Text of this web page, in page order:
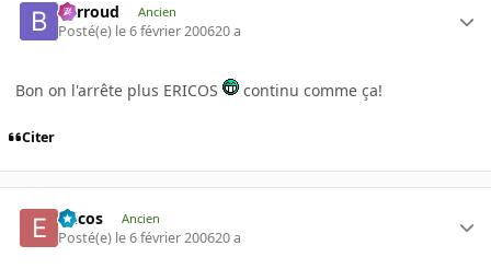
Barroud Ancien
Posté(e) le 6 février 200620 a
Bon on l'arrête plus ERICOS continu comme ça!
Citer
Ericos Ancien
Posté(e) le 6 février 200620 a